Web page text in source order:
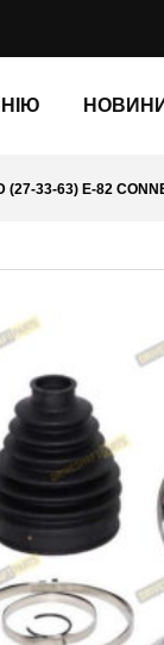
НОВИНИ
33-63) E-82